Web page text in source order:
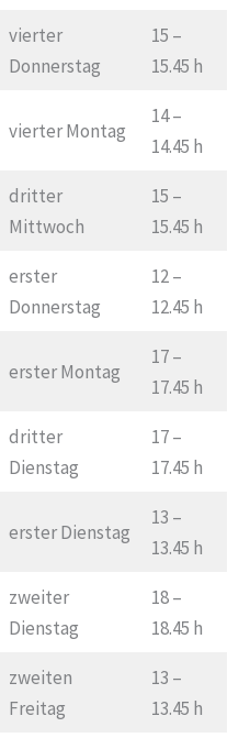
vierter
Donnerstag
15 –
15.45 h
vierter Montag
14 –
14.45 h
dritter
Mittwoch
15 –
15.45 h
erster
Donnerstag
12 –
12.45 h
erster Montag
17 –
17.45 h
dritter
Dienstag
17 –
17.45 h
erster Dienstag
13 –
13.45 h
zweiter
Dienstag
18 –
18.45 h
zweiten
Freitag
13 –
13.45 h